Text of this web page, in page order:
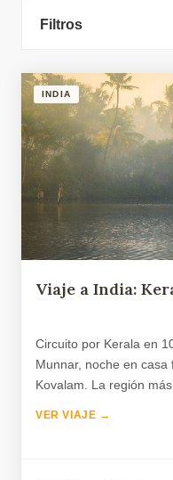
Filtros
INDIA
Viaje a India:
Circuito por Kerala en
Munnar, noche en casa
Kovalam. La región
VER VIAJE →